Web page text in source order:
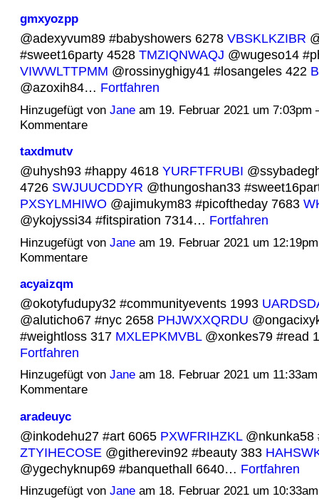
gmxyozpp
@adexyvum89 #babyshowers 6278 VBSKLKZIBR
#sweet16party 4528 TMZIQNWAQJ @wugeso14
VIWWLTTPMM @rossinyghigy41 #losangeles 422
@azoxih84… Fortfahren
Hinzugefügt von Janeam 19. Februar 2021 um 7:03pm
Kommentare
taxdmutv
@uhysh93 #happy 4618 YURFTFRUBI
4726 SWJUUCDDYR @thungoshan33
PXSYLMHIWO @ajimukym83 #picoftheday 7683
@ykojyssi34 #fitspiration 7314… Fortfahren
Hinzugefügt von Janeam 19. Februar 2021 um
Kommentare
acyaizqm
@okotyfudupy32 #communityevents 1993
@aluticho67 #nyc 2658 PHJWXXQRDU
#weightloss 317 MXLEPKMVBL@xonkes79 #read
Fortfahren
Hinzugefügt von Janeam 18. Februar 2021 um
Kommentare
aradeuyc
@inkodehu27 #art 6065 PXWFRIHZKL@nkunka58
ZTYIHECOSE@githerevin92 #beauty 383
@ygechyknup69 #banquethall 6640… Fortfahren
Hinzugefügt von Janeam 18. Februar 2021 um